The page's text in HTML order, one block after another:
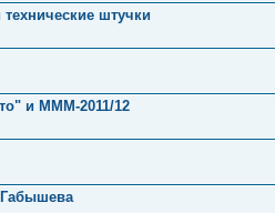
штучки
и MMM-2011/12